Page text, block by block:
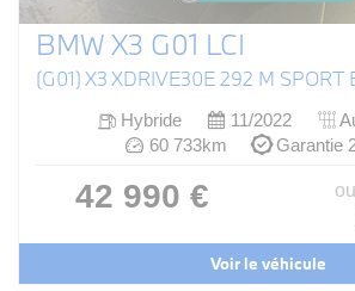
BMW X3 G01 LCI
(G01) X3 XDRIVE30E 292 M SPORT
Hybride 11/2022
60 733km
Garantie
42 990 € ou
Voir le véhicule